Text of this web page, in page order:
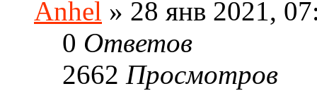
Anhel » 28 янв 2021,
0 Ответов
2662 Просмотров